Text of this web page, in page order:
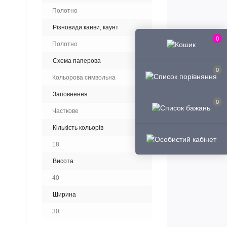
0
0
0
Полотно
Різновиди канви, каунт
Полотно
Схема паперова
Кольорова символьна
Заповнення
Часткове
Кількість кольорів
18
Висота
40
Ширина
30